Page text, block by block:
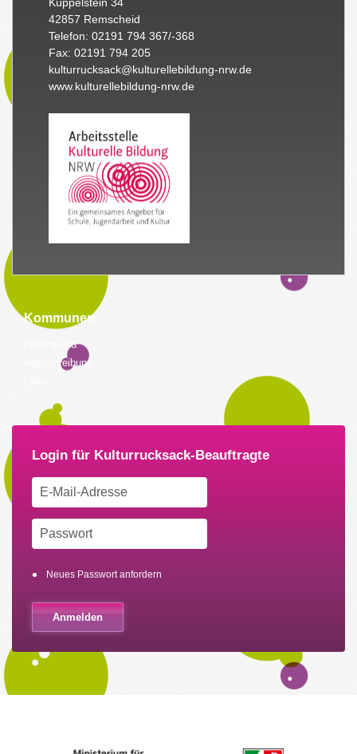
42857 Remscheid
Telefon: 02191 794 367/-368
Fax: 02191 794 205
kulturrucksack@kulturellebildung-nrw.de
www.kulturellebildung-nrw.de
Kommunen
Hintergrund
Ausschreibung
Neues Passwort anfordern